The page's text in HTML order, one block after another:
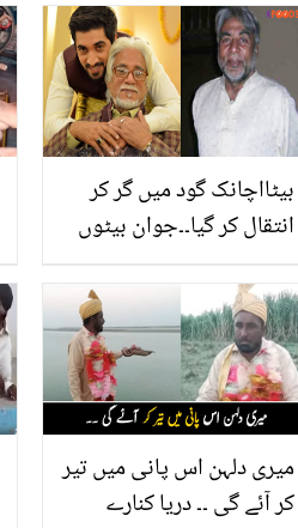
بیٹااچانک گود میں گر کر
انتقال کر گیا۔۔جوان بیٹوں
کرنے والی مشہور شخصیات
جس کے بعد ان کی زندگی
دکھ میں بدل گئی
میری دلہن اس پانی میں تیر
کر آئے گی ۔۔ دریا کنارے